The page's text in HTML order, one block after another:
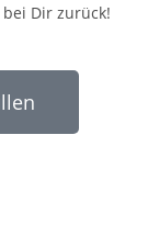
Dir zurück!